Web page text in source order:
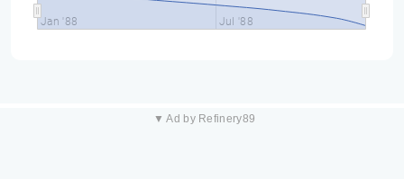
Jan '88 Jul '88
▼ Ad by Refinery89